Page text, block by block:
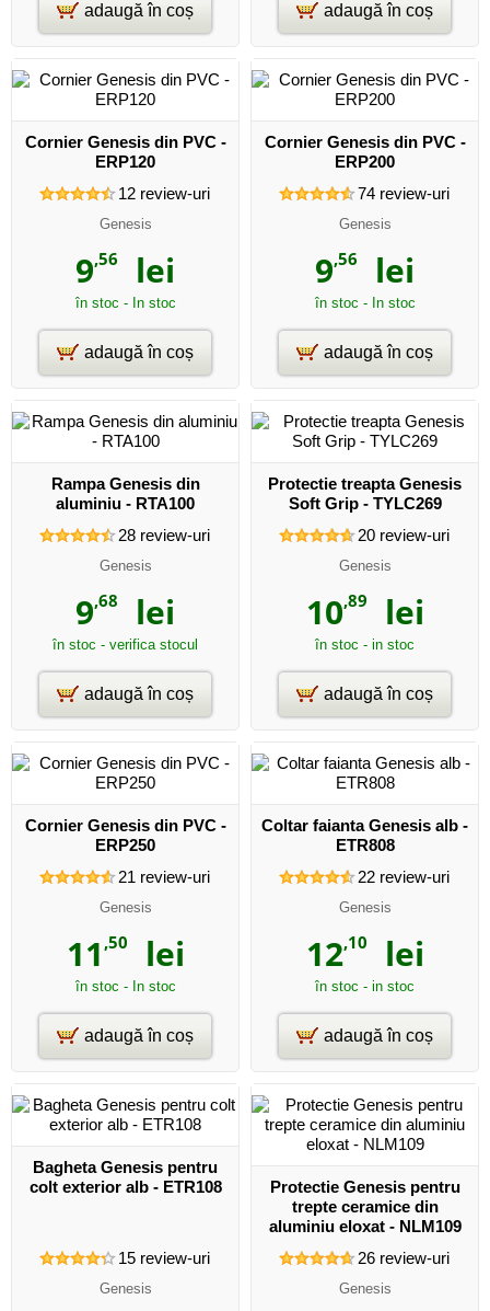
adaugă în coș adaugă în coș
Cornier Genesis din PVC -
ERP120
12review-uri
Genesis
9,56 lei
în stoc - In stoc
adaugă în coș
Cornier Genesis din PVC -
ERP200
74review-uri
Genesis
9,56 lei
în stoc - In stoc
adaugă în coș
Rampa Genesis din
aluminiu - RTA100
28review-uri
Genesis
9,68 lei
în stoc - verifica stocul
adaugă în coș
Protectie treapta Genesis
Soft Grip - TYLC269
20review-uri
Genesis
10,89 lei
în stoc - in stoc
adaugă în coș
Cornier Genesis din PVC -
ERP250
21 review-uri
Genesis
11 ,50 lei
în stoc - In stoc
adaugă în coș
Coltar faianta Genesis alb -
ETR808
22review-uri
Genesis
12,10 lei
în stoc - in stoc
adaugă în coș
Bagheta Genesis pentru
colt exterior alb - ETR108
15review-uri
Genesis
Protectie Genesis pentru
trepte ceramice din
aluminiu eloxat - NLM109
26review-uri
Genesis